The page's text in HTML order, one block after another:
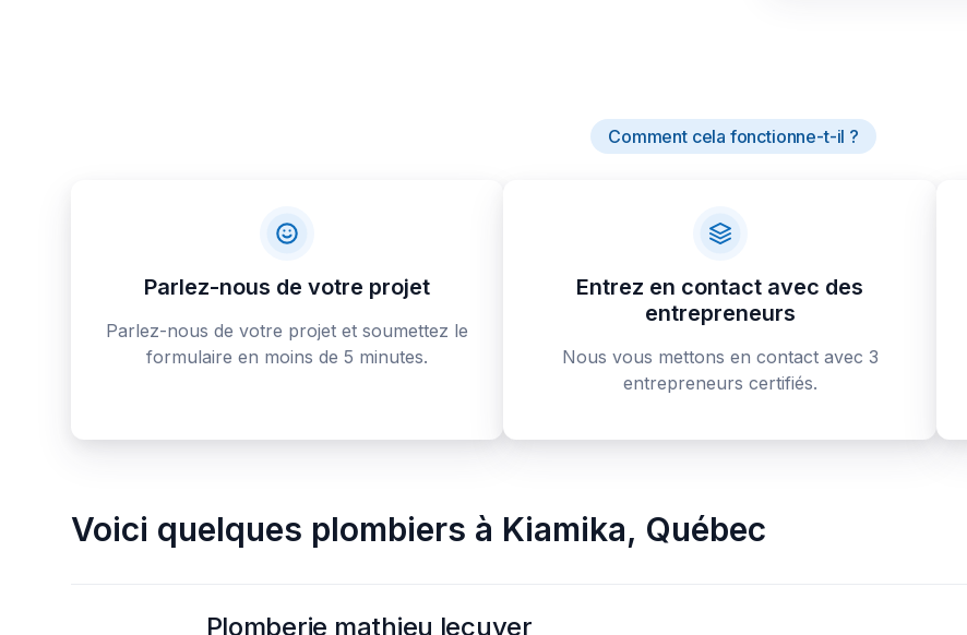
Comment cela fonctionne-t-il ?
Parlez-nous de votre projet
Parlez-nous de votre projet et soumettez le
formulaire en moins de 5 minutes.
Entrez en contact avec des
entrepreneurs
Nous vous mettons en contact avec 3
entrepreneurs certifiés.
Voici quelques plombiers à Kiamika, Québec
Plomberie mathieu lecuyer